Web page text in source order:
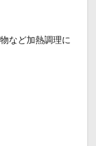
など加熱調理に